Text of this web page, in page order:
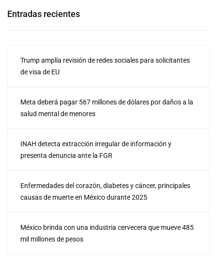
Entradas recientes
Trump amplía revisión de redes sociales para solicitantes
de visa de EU
Meta deberá pagar 567 millones de dólares por daños a la
salud mental de menores
INAH detecta extracción irregular de información y
presenta denuncia ante la FGR
Enfermedades del corazón, diabetes y cáncer, principales
causas de muerte en México durante 2025
México brinda con una industria cervecera que mueve 485
mil millones de pesos